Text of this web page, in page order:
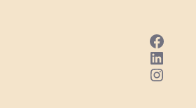
Facebook
LinkedIn
Instagram